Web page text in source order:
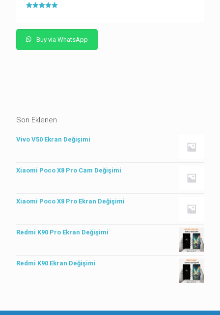
Buy via WhatsApp
Son Eklenen
Vivo V50 Ekran Değişimi
Xiaomi Poco X8 Pro Cam Değişimi
Xiaomi Poco X8 Pro Ekran Değişimi
Redmi K90 Pro Ekran Değişimi
Redmi K90 Ekran Değişimi